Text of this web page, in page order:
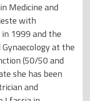
Medicine and
with
1999 and the
at the
(50/50 and
she has been
and